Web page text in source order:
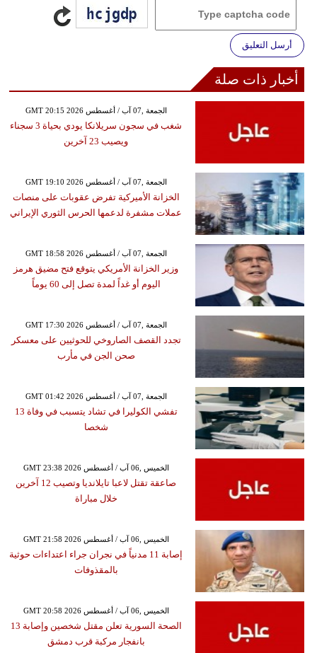
أرسل التعليق
أخبار ذات صلة
GMT 20:15 2026 الجمعة ,07 آب / أغسطس
شغب في سجون سريلانكا يودي بحياة 3 سجناء
ويصيب 23 آخرين
GMT 19:10 2026 الجمعة ,07 آب / أغسطس
الخزانة الأميركية تفرض عقوبات على منصات
عملات مشفرة لدعمها الحرس الثوري الإيراني
GMT 18:58 2026 الجمعة ,07 آب / أغسطس
وزير الخزانة الأمريكي يتوقع فتح مضيق هرمز
اليوم أو غداً لمدة تصل إلى 60 يوماً
GMT 17:30 2026 الجمعة ,07 آب / أغسطس
تجدد القصف الصاروخي للحوثيين على معسكر
صحن الجن في مأرب
GMT 01:42 2026 الجمعة ,07 آب / أغسطس
تفشي الكوليرا في تشاد يتسبب في وفاة 13
شخصا
GMT 23:38 2026 الخميس ,06 آب / أغسطس
صاعقة تقتل لاعبا تايلانديا وتصيب 12 آخرين
خلال مباراة
GMT 21:58 2026 الخميس ,06 آب / أغسطس
إصابة 11 مدنياً في نجران جراء اعتداءات حوثية
بالمقذوفات
GMT 20:58 2026 الخميس ,06 آب / أغسطس
الصحة السورية تعلن مقتل شخصين وإصابة 13
بانفجار مركبة قرب دمشق